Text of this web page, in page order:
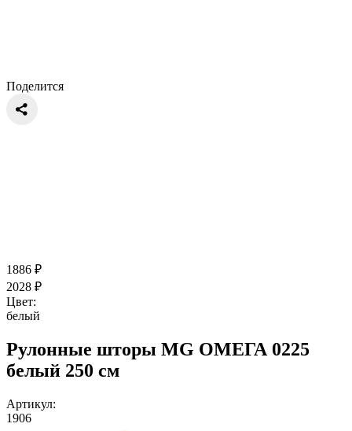
Поделится
1886 ₽
2028 ₽
Цвет:
белый
Рулонные шторы MG ОМЕГА 0225
белый 250 см
Артикул:
1906